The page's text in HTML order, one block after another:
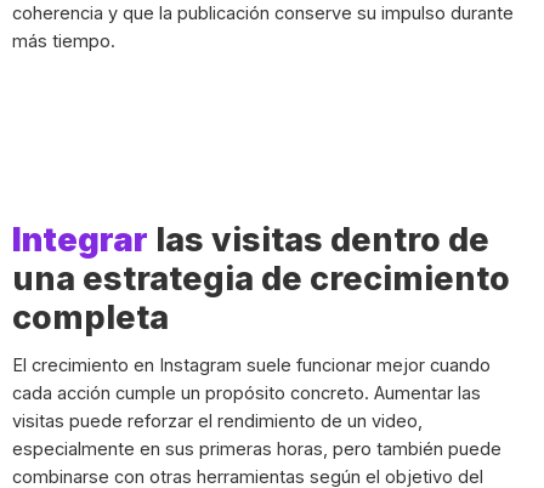
coherencia y que la publicación conserve su impulso durante
más tiempo.
Integrar las visitas dentro de
una estrategia de crecimiento
completa
El crecimiento en Instagram suele funcionar mejor cuando
cada acción cumple un propósito concreto. Aumentar las
visitas puede reforzar el rendimiento de un video,
especialmente en sus primeras horas, pero también puede
combinarse con otras herramientas según el objetivo del